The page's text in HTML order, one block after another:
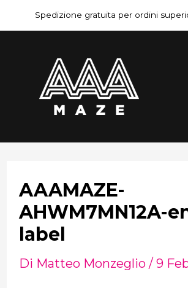
al
contenuto
Spedizione gratuita per ordini
AAAMAZE-
AHWM7MN12A-
label
Di Matteo Monzeglio / 9
Navigazione
articoli